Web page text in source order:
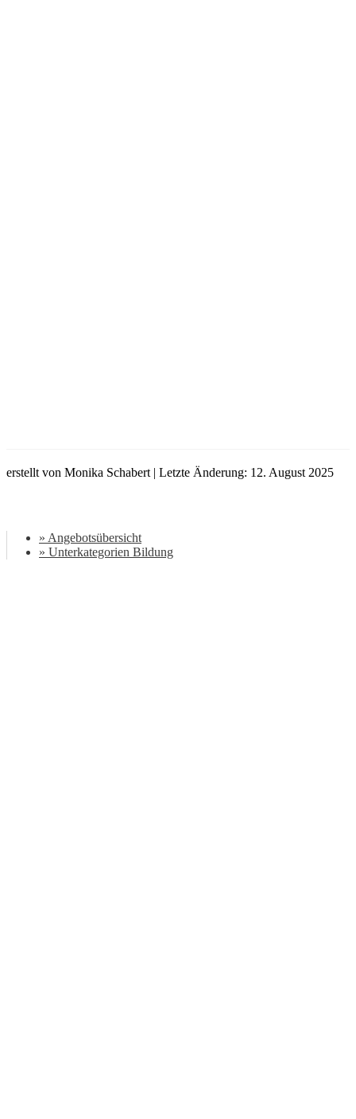
erstellt von Monika Schabert | Letzte Änderung: 12. August 2025
» Angebotsübersicht
» Unterkategorien Bildung